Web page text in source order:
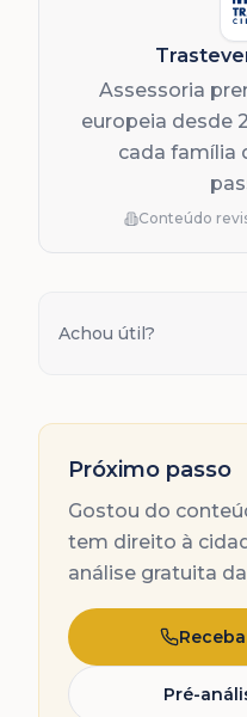
Assessoria
europeia desde
cada família
Conteúdo
Achou útil?
Próximo passo
Gostou do
tem direito à
análise gratuita
Pré-